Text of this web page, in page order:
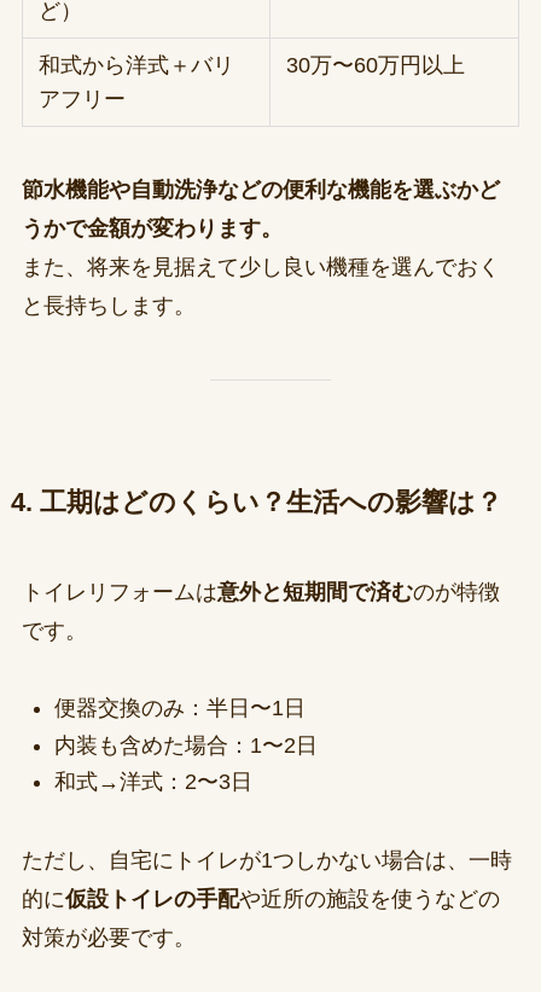
ど）
和式から洋式＋バリ
アフリー
30万〜60万円以上
節水機能や自動洗浄などの便利な機能を選ぶかど
うかで金額が変わります。
また、将来を見据えて少し良い機種を選んでおく
と長持ちします。
4. 工期はどのくらい？生活への影響は？
トイレリフォームは意外と短期間で済むのが特徴
です。
便器交換のみ：半日〜1日
内装も含めた場合：1〜2日
和式→洋式：2〜3日
ただし、自宅にトイレが1つしかない場合は、一時
的に仮設トイレの手配や近所の施設を使うなどの
対策が必要です。